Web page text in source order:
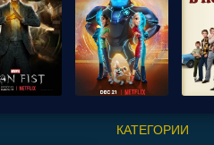
КАТЕГОРИИ